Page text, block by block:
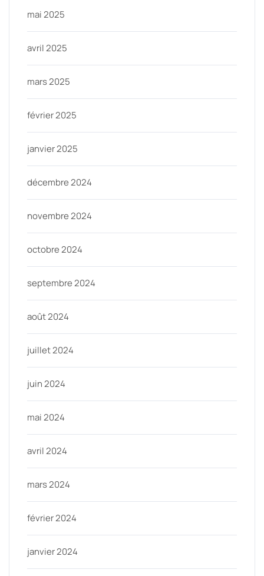
mai 2025
avril 2025
mars 2025
février 2025
janvier 2025
décembre 2024
novembre 2024
octobre 2024
septembre 2024
août 2024
juillet 2024
juin 2024
mai 2024
avril 2024
mars 2024
février 2024
janvier 2024